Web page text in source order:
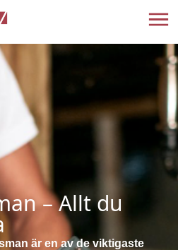
– Allt du
är en av de viktigaste